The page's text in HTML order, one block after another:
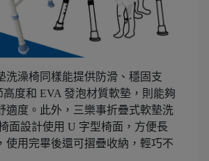
洗澡椅同樣能提供防滑、穩固支
度和 EVA 發泡材質軟墊，則能夠
適度。此外，三樂事折疊式軟墊洗
面設計使用 U 字型椅面，方便長
使用完畢後還可摺疊收納，輕巧不